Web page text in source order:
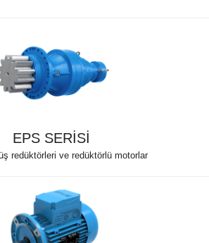
EPS SERİSİ
redüktörleri ve redüktörlü motorlar